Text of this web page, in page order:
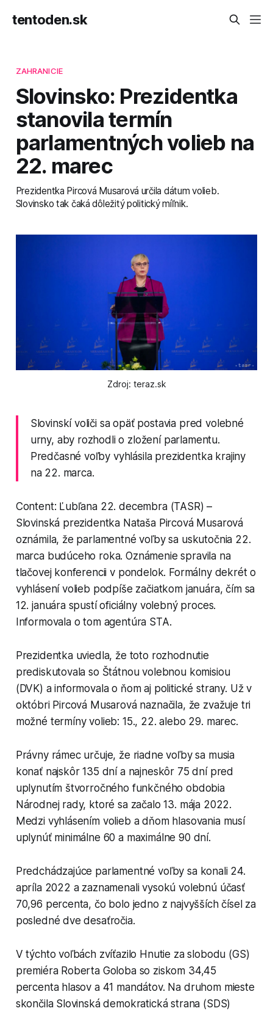
tentoden.sk
ZAHRANICIE
Slovinsko: Prezidentka
stanovila termín
parlamentných volieb na
22. marec
Prezidentka Pircová Musarová určila dátum volieb.
Slovinsko tak čaká dôležitý politický míľnik.
Zdroj: teraz.sk
Slovinskí voliči sa opäť postavia pred volebné
urny, aby rozhodli o zložení parlamentu.
Predčasné voľby vyhlásila prezidentka krajiny
na 22. marca.
Content: Ľubľana 22. decembra (TASR) –
Slovinská prezidentka Nataša Pircová Musarová
oznámila, že parlamentné voľby sa uskutočnia 22.
marca budúceho roka. Oznámenie spravila na
tlačovej konferencii v pondelok. Formálny dekrét o
vyhlásení volieb podpíše začiatkom januára, čím sa
12. januára spustí oficiálny volebný proces.
Informovala o tom agentúra STA.
Prezidentka uviedla, že toto rozhodnutie
prediskutovala so Štátnou volebnou komisiou
(DVK) a informovala o ňom aj politické strany. Už v
októbri Pircová Musarová naznačila, že zvažuje tri
možné termíny volieb: 15., 22. alebo 29. marec.
Právny rámec určuje, že riadne voľby sa musia
konať najskôr 135 dní a najneskôr 75 dní pred
uplynutím štvorročného funkčného obdobia
Národnej rady, ktoré sa začalo 13. mája 2022.
Medzi vyhlásením volieb a dňom hlasovania musí
uplynúť minimálne 60 a maximálne 90 dní.
Predchádzajúce parlamentné voľby sa konali 24.
apríla 2022 a zaznamenali vysokú volebnú účasť
70,96 percenta, čo bolo jedno z najvyšších čísel za
posledné dve desaťročia.
V týchto voľbách zvíťazilo Hnutie za slobodu (GS)
premiéra Roberta Goloba so ziskom 34,45
percenta hlasov a 41 mandátov. Na druhom mieste
skončila Slovinská demokratická strana (SDS)